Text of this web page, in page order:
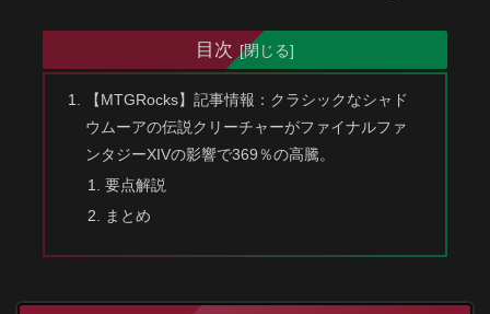
目次
【MTGRocks】記事情報：クラシックなシャド
ウムーアの伝説クリーチャーがファイナルファ
ンタジーXIVの影響で369％の高騰。
要点解説
まとめ